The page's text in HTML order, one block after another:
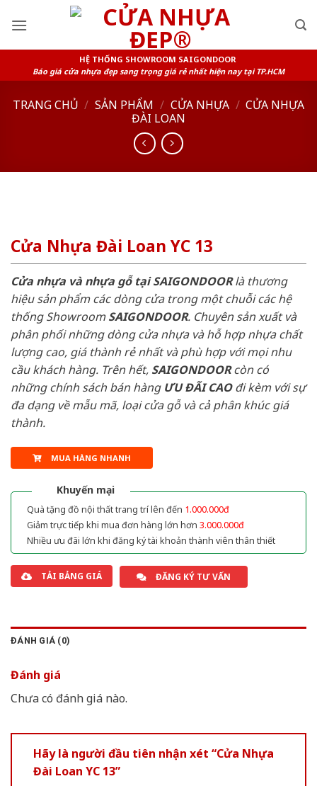
HỆ THỐNG SHOWROOM SAIGONDOOR
Báo giá cửa nhựa đẹp sang trọng giá rẻ nhất hiện nay tại TP.HCM
TRANG CHỦ / SẢN PHẨM / CỬA NHỰA / CỬA NHỰA
ĐÀI LOAN
Cửa Nhựa Đài Loan YC 13
Cửa nhựa và nhựa gỗ tại SAIGONDOORlà thương
hiệu sản phẩm các dòng cửa trong một chuỗi các hệ
thống ShowroomSAIGONDOOR. Chuyên sản xuất và
phân phối những dòng cửa nhựa và hỗ hợp nhựa chất
lượng cao, giá thành rẻ nhất và phù hợp với mọi nhu
cầu khách hàng. Trên hết, SAIGONDOORcòn có
những chính sách bán hàng ƯU ĐÃI CAOđi kèm với sự
đa dạng về mẫu mã, loại cửa gỗ và cả phân khúc giá
thành.
MUA HÀNG NHANH
Khuyến mại
Quà tặng đồ nội thất trang trí lên đến 1.000.000đ
Giảm trực tiếp khi mua đơn hàng lớn hơn 3.000.000đ
Nhiều ưu đãi lớn khi đăng ký tài khoản thành viên thân thiết
TẢI BẢNG GIÁ ĐĂNG KÝ TƯ VẤN
ĐÁNH GIÁ (0)
Đánh giá
Chưa có đánh giá nào.
Hãy là người đầu tiên nhận xét “Cửa Nhựa
Đài Loan YC 13”